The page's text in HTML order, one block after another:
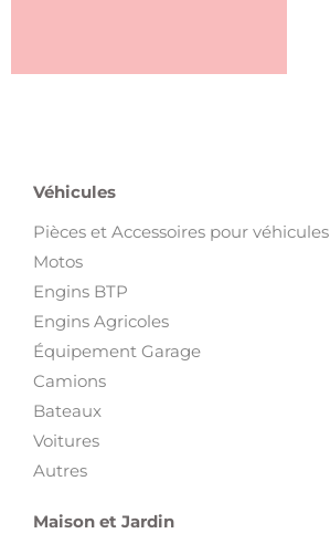
Véhicules
Pièces et Accessoires pour véhicules
Motos
Engins BTP
Engins Agricoles
Équipement Garage
Camions
Bateaux
Voitures
Autres
Maison et Jardin